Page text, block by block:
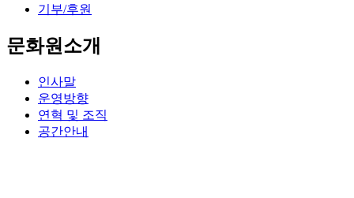
기부/후원
문화원소개
인사말
운영방향
연혁 및 조직
공간안내